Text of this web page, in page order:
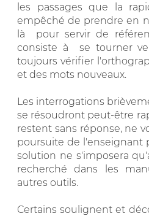
les passages que la
empêché de prendre en
là pour servir de
consiste à se tourner
toujours vérifier
et des mots nouveaux.
Les interrogations
se résoudront peut-être
restent sans réponse, ne
poursuite de l'enseignant
solution ne s'imposera
recherché dans les
autres outils.
Certains soulignent et